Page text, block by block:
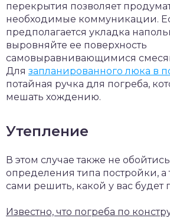
перекрытия позволяет
необходимые коммуникации.
предполагается укладка
выровняйте ее поверхность
самовыравнивающимися
Для запланированного люка в
потайная ручка для погреба,
мешать хождению.
Утепление
В этом случае также не
определения типа постройки,
сами решить, какой у вас будет
Известно, что погреба по